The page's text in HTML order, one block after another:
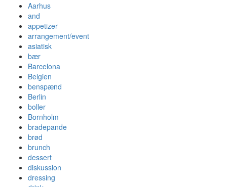
Aarhus
and
appetizer
arrangement/event
asiatisk
bær
Barcelona
Belgien
benspænd
Berlin
boller
Bornholm
bradepande
brød
brunch
dessert
diskussion
dressing